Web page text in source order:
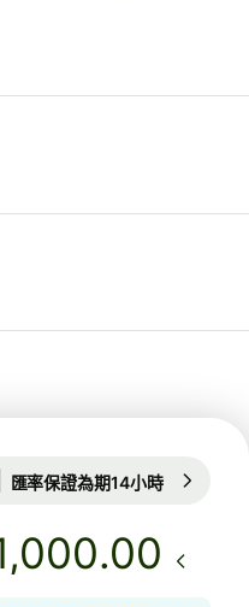
匯率保證為期14小時
.00